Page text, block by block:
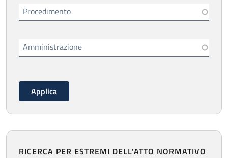
Procedimento
Amministrazione
RICERCA PER ESTREMI DELL'ATTO NORMATIVO